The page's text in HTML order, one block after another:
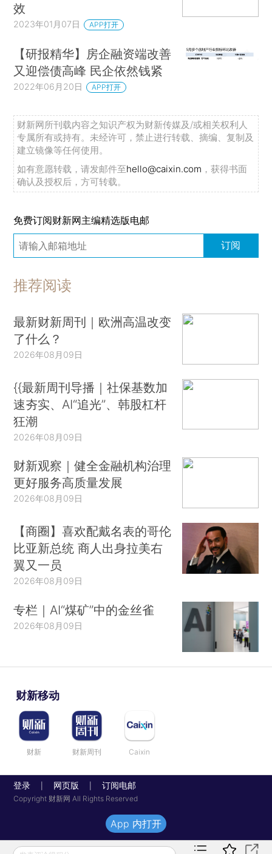
效
2023年01月07日 APP打开
【研报精华】房企融资端改善
又迎偿债高峰 民企依然钱紧
2022年06月20日 APP打开
财新网所刊载内容之知识产权为财新传媒及/或相关权利人
专属所有或持有。未经许可，禁止进行转载、摘编、复制及
建立镜像等任何使用。
如有意愿转载，请发邮件至hello@caixin.com ，获得书面
确认及授权后，方可转载。
免费订阅财新网主编精选版电邮
订阅
推荐阅读
最新财新周刊｜欧洲高温改变
了什么？
2026年08月09日
{{最新周刊导播｜社保基数加
速夯实、AI“追光”、韩股杠杆
狂潮
2026年08月09日
财新观察｜健全金融机构治理
更好服务高质量发展
2026年08月09日
【商圈】喜欢配戴名表的哥伦
比亚新总统 商人出身拉美右
翼又一员
2026年08月09日
专栏｜AI“煤矿”中的金丝雀
2026年08月09日
财新移动
财新 财新周刊 Caixin
登录 网页版 订阅电邮
Copyright 财新网 All Rights Reserved
App 内打开